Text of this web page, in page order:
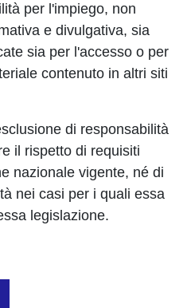
per l'impiego, non
e divulgativa, sia
sia per l'accesso o per
contenuto in altri siti
di responsabilità
il rispetto di requisiti
nazionale vigente, né di
nei casi per i quali essa
legislazione.